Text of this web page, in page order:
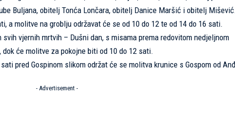
Buljana, obitelj Tonća Lončara, obitelj Danice Maršić i obitelj Mišević.
a molitve na groblju održavat će se od 10 do 12 te od 14 do 16 sati.
vjernih mrtvih – Dušni dan, s misama prema redovitom nedjeljnom
će molitve za pokojne biti od 10 do 12 sati.
pred Gospinom slikom održat će se molitva krunice s Gospom od
- Advertisement -